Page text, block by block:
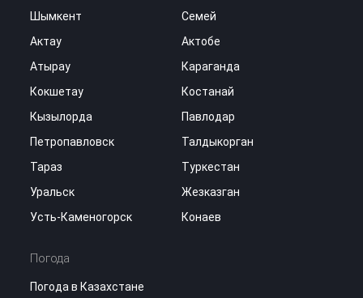
Шымкент
Семей
Актау
Актобе
Атырау
Караганда
Кокшетау
Костанай
Кызылорда
Павлодар
Петропавловск
Талдыкорган
Тараз
Туркестан
Уральск
Жезказган
Усть-Каменогорск
Конаев
Погода
Погода в Казахстане